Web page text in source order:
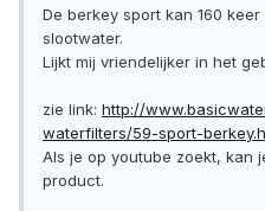
De berkey sport kan 160
slootwater.
Lijkt mij vriendelijker in het
zie link: http://
waterfilters/59-sport-
Als je op youtube zoekt, kan
product.